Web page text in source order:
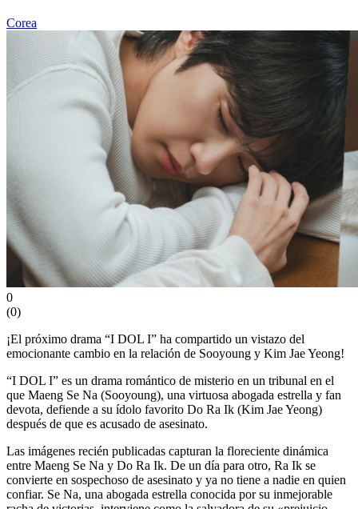
Corea
0
(0)
¡El próximo drama “I DOL I” ha compartido un vistazo del
emocionante cambio en la relación de Sooyoung y Kim Jae Yeong!
“I DOL I” es un drama romántico de misterio en un tribunal en el
que Maeng Se Na (Sooyoung), una virtuosa abogada estrella y fan
devota, defiende a su ídolo favorito Do Ra Ik (Kim Jae Yeong)
después de que es acusado de asesinato.
Las imágenes recién publicadas capturan la floreciente dinámica
entre Maeng Se Na y Do Ra Ik. De un día para otro, Ra Ik se
convierte en sospechoso de asesinato y ya no tiene a nadie en quien
confiar. Se Na, una abogada estrella conocida por su inmejorable